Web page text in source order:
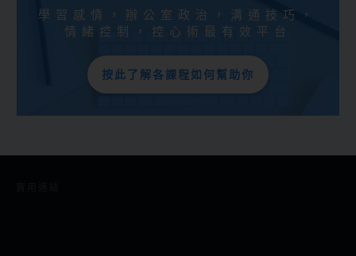
學習感情，辦公室政治，溝通技巧，
情緒控制，控心術最有效平台
按此了解各課程如何幫助你